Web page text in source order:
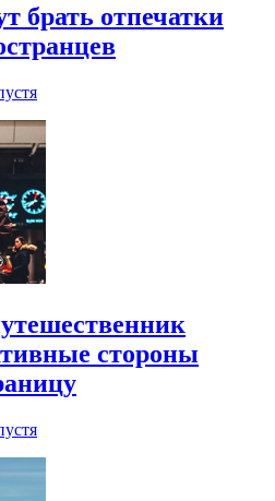
брать отпечатки
стороны